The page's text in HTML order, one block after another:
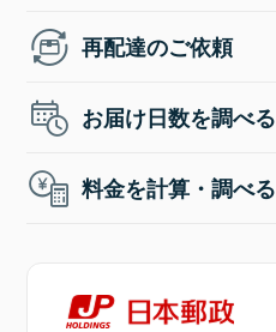
再配達のご依頼
お届け日数を調べる
料金を計算・調べる